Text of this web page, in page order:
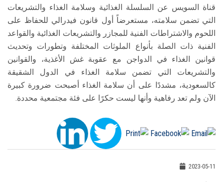
قناة السويس عن السلسلة الغذائية وسلامة الغذاء والتشريعات
التي تضمن سلامته، مستعرضاً أول قانون فيدرالي للحفاظ على
اللحوم والاشتراطات الفنية للمجازر والتشريعات الغذائية والقواعد
الفنية ذات الصلة بأنواع الملوثات المختلفة وتطورات وتحديث
قوانين الغذاء في الدواجن مع عقوبة غش الأغذية، والقوانين
والتشريعات التي تضمن سلامة الغذاء في الدول الشقيقة
كالسعودية، مشددًا على أن سلامة الغذاء أصبحت ضرورة كبيرة
الآن ولم تعد رفاهية وأنها ليست حكرًا على فئة مجتمعية محددة.
2023-05-11